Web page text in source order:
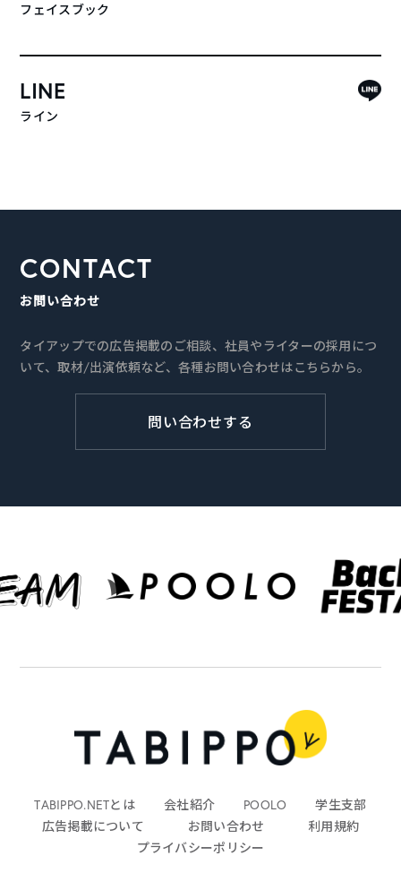
フェイスブック
LINE
ライン
CONTACT
お問い合わせ
タイアップでの広告掲載のご相談、社員やライターの採用につ
いて、取材/出演依頼など、各種お問い合わせはこちらから。
問い合わせする
TABIPPO.NETとは 会社紹介 POOLO
学生支部
広告掲載について
お問い合わせ
利用規約
プライバシーポリシー